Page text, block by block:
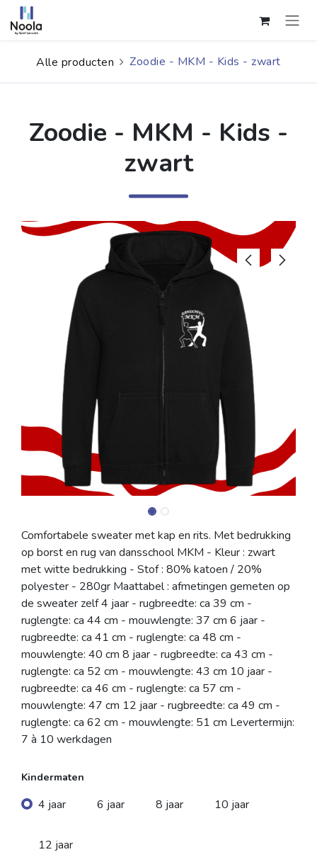
Overslaan naar inhoud
Alle producten Zoodie - MKM - Kids - zwart
Zoodie - MKM - Kids -
zwart
Comfortabele sweater met kap en rits. Met bedrukking
op borst en rug van dansschool MKM - Kleur : zwart
met witte bedrukking - Stof : 80% katoen / 20%
polyester - 280gr Maattabel : afmetingen gemeten op
de sweater zelf 4 jaar - rugbreedte: ca 39 cm -
ruglengte: ca 44 cm - mouwlengte: 37 cm 6 jaar -
rugbreedte: ca 41 cm - ruglengte: ca 48 cm -
mouwlengte: 40 cm 8 jaar - rugbreedte: ca 43 cm -
ruglengte: ca 52 cm - mouwlengte: 43 cm 10 jaar -
rugbreedte: ca 46 cm - ruglengte: ca 57 cm -
mouwlengte: 47 cm 12 jaar - rugbreedte: ca 49 cm -
ruglengte: ca 62 cm - mouwlengte: 51 cm Levertermijn:
7 à 10 werkdagen
Kindermaten
4 jaar 6 jaar 8 jaar 10 jaar
12 jaar